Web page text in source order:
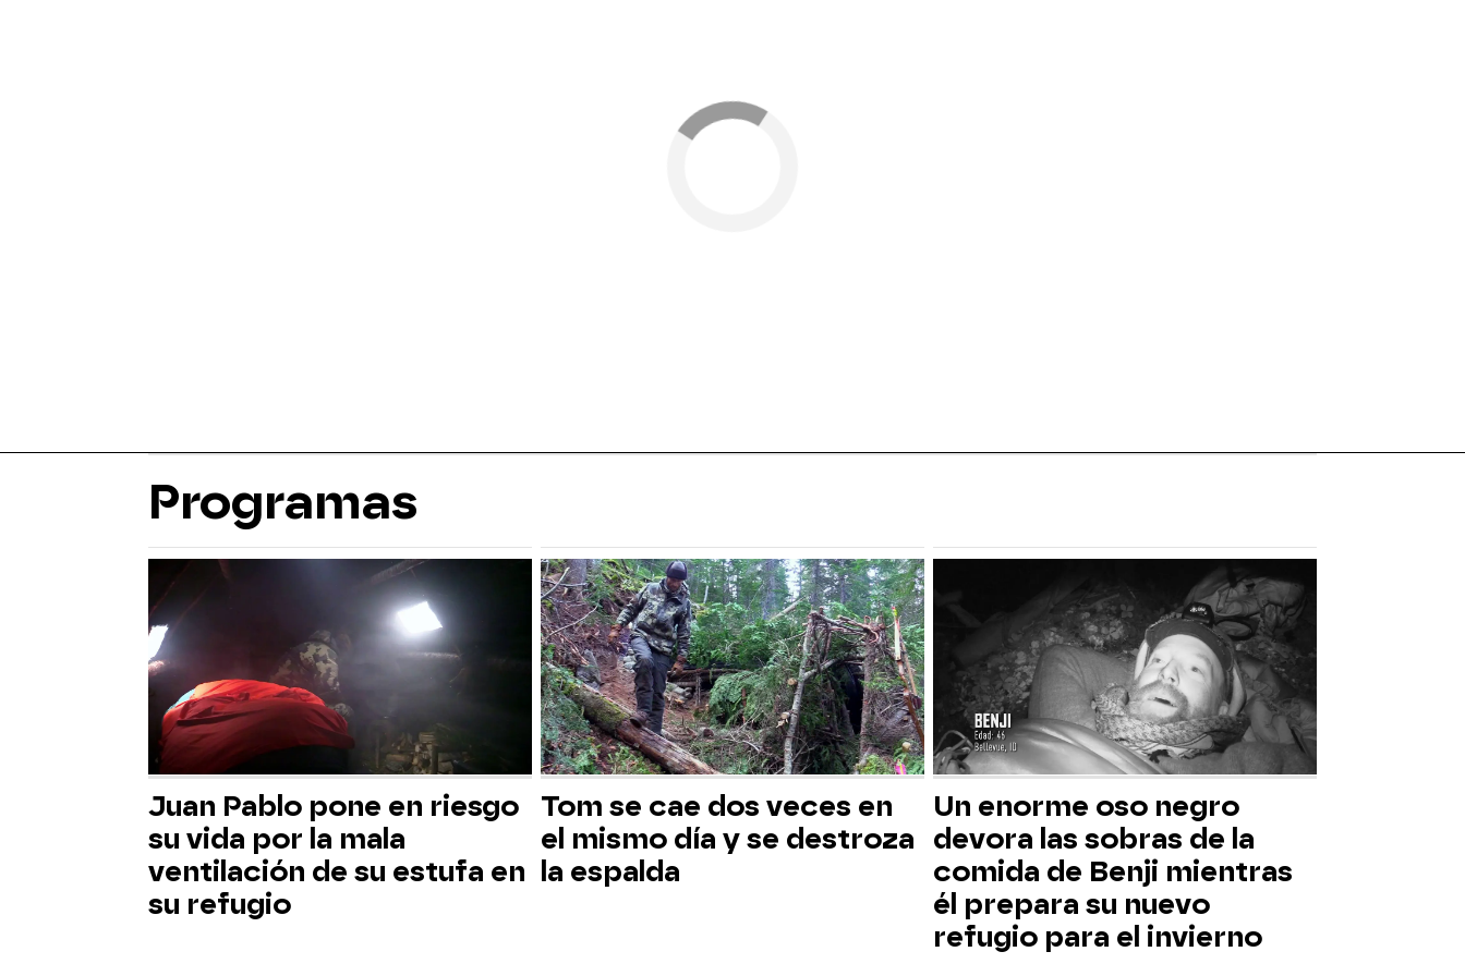
Programas
Juan Pablo pone en riesgo
su vida por la mala
ventilación de su estufa en
su refugio
Tom se cae dos veces en
el mismo día y se destroza
la espalda
Un enorme oso negro
devora las sobras de la
comida de Benji mientras
él prepara su nuevo
refugio para el invierno